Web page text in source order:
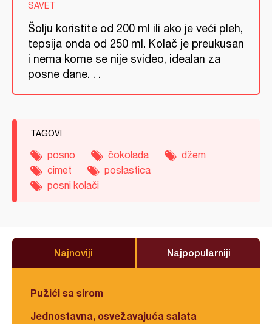
SAVET
Šolju koristite od 200 ml ili ako je veći pleh,
tepsija onda od 250 ml. Kolač je preukusan
i nema kome se nije svideo, idealan za
posne dane. . .
TAGOVI
posno čokolada
džem
cimet
poslastica
posni kolači
Najnoviji Najpopularniji
Pužići sa sirom
Jednostavna, osvežavajuća salata